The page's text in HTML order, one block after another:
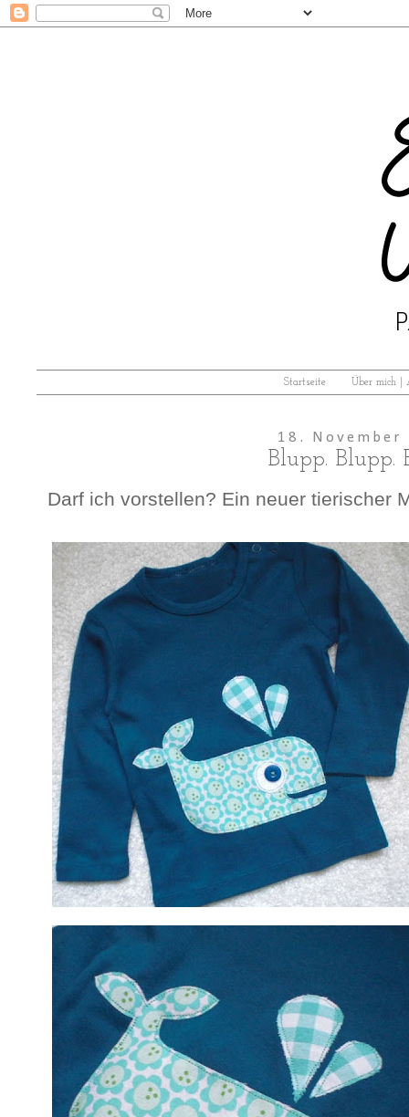
Startseite Über mich |
18. November
Blupp. Blupp.
Darf ich vorstellen? Ein neuer tierischer